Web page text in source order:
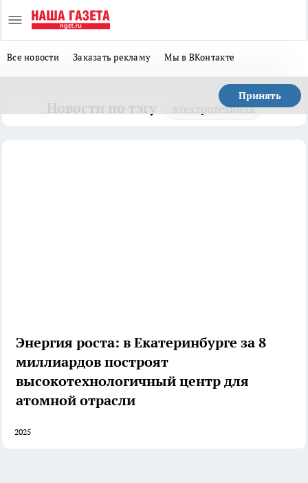
Все новости Заказать рекламу Мы в ВКонтакте
Принять
электротехника
Энергия роста: в Екатеринбурге за 8
миллиардов построят
высокотехнологичный центр для
атомной отрасли
2025